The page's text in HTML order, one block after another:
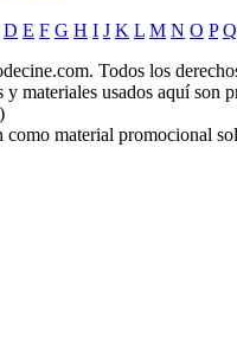
D E F G H I J K L M N O P Q
Todos los
y materiales usados aquí son
como material promocional